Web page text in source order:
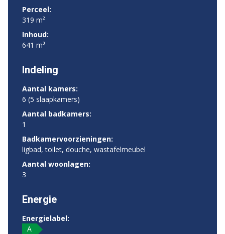
Perceel:
319 m²
Inhoud:
641 m³
Indeling
Aantal kamers:
6 (5 slaapkamers)
Aantal badkamers:
1
Badkamervoorzieningen:
ligbad, toilet, douche, wastafelmeubel
Aantal woonlagen:
3
Energie
Energielabel:
A